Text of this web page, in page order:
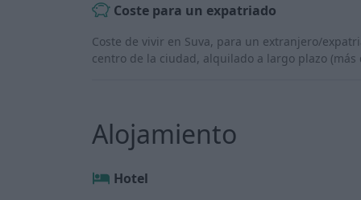
Coste para un expatriado
Coste de vivir en Suva, para un extranjero/
centro de la ciudad, alquilado a largo plazo
Alojamiento
Hotel